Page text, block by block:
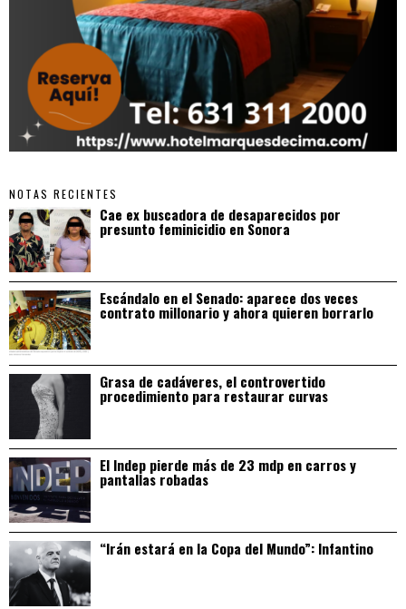
NOTAS RECIENTES
Cae ex buscadora de desaparecidos por
presunto feminicidio en Sonora
Escándalo en el Senado: aparece dos veces
contrato millonario y ahora quieren borrarlo
Grasa de cadáveres, el controvertido
procedimiento para restaurar curvas
El Indep pierde más de 23 mdp en carros y
pantallas robadas
“Irán estará en la Copa del Mundo”: Infantino